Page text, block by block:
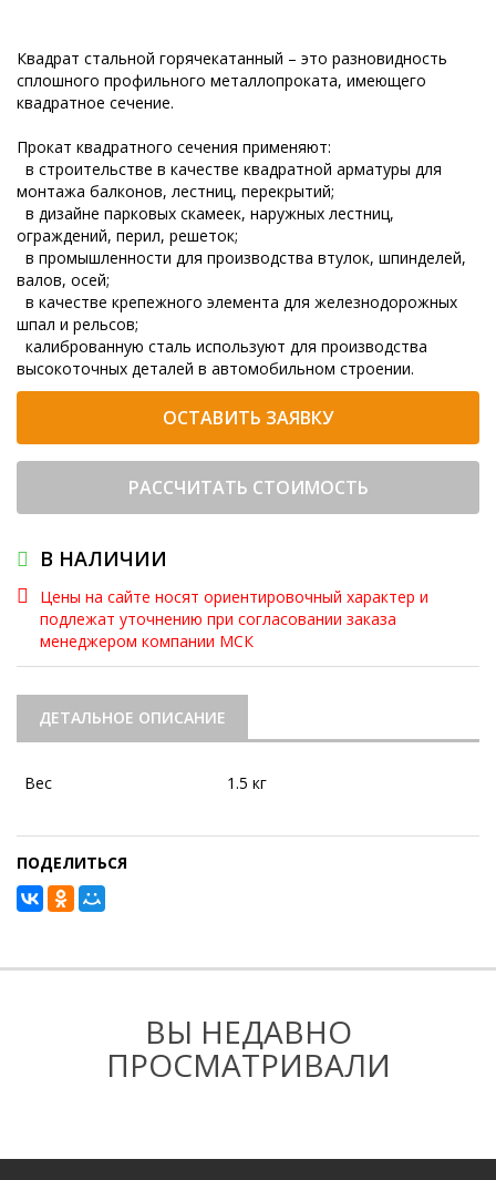
Квадрат стальной горячекатанный – это разновидность
сплошного профильного металлопроката, имеющего
квадратное сечение.
Прокат квадратного сечения применяют:
в строительстве в качестве квадратной арматуры для
монтажа балконов, лестниц, перекрытий;
в дизайне парковых скамеек, наружных лестниц,
ограждений, перил, решеток;
в промышленности для производства втулок, шпинделей,
валов, осей;
в качестве крепежного элемента для железнодорожных
шпал и рельсов;
калиброванную сталь используют для производства
высокоточных деталей в автомобильном строении.
ОСТАВИТЬ ЗАЯВКУ
РАССЧИТАТЬ СТОИМОСТЬ
В НАЛИЧИИ
Цены на сайте носят ориентировочный характер и
подлежат уточнению при согласовании заказа
менеджером компании МСК
ДЕТАЛЬНОЕ ОПИСАНИЕ
Вес 1.5 кг
ПОДЕЛИТЬСЯ
ВЫ НЕДАВНО
ПРОСМАТРИВАЛИ